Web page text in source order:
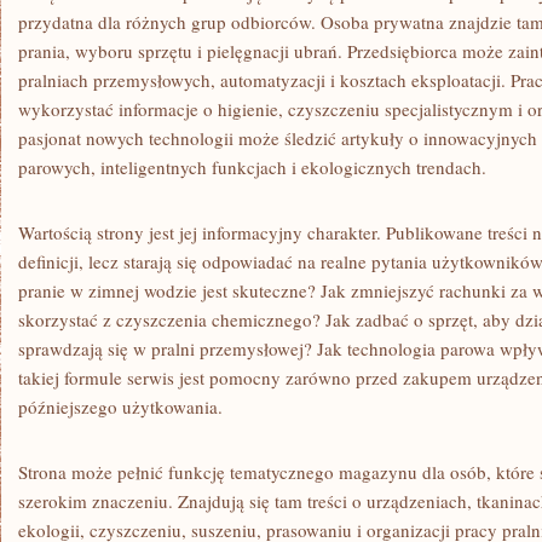
przydatna dla różnych grup odbiorców. Osoba prywatna znajdzie
prania, wyboru sprzętu i pielęgnacji ubrań. Przedsiębiorca może
pralniach przemysłowych, automatyzacji i kosztach eksploatacji.
wykorzystać informacje o higienie, czyszczeniu specjalistycznym i
pasjonat nowych technologii może śledzić artykuły o
parowych, inteligentnych funkcjach i ekologicznych trendach.
Wartością strony jest jej informacyjny charakter. Publikowane treści
definicji, lecz starają się odpowiadać na realne pytania
pranie w zimnej wodzie jest skuteczne? Jak zmniejszyć rachunki za
skorzystać z czyszczenia chemicznego? Jak zadbać o sprzęt, aby
sprawdzają się w pralni przemysłowej? Jak technologia parowa
takiej formule serwis jest pomocny zarówno przed zakupem
późniejszego użytkowania.
Strona może pełnić funkcję tematycznego magazynu dla osób,
szerokim znaczeniu. Znajdują się tam treści o urządzeniach,
ekologii, czyszczeniu, suszeniu, prasowaniu i organizacji pracy